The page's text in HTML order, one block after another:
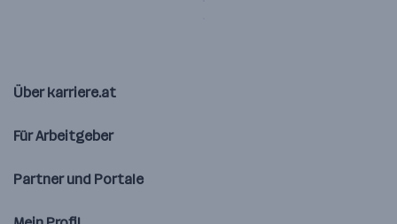
Über karriere.at
Für Arbeitgeber
Partner und Portale